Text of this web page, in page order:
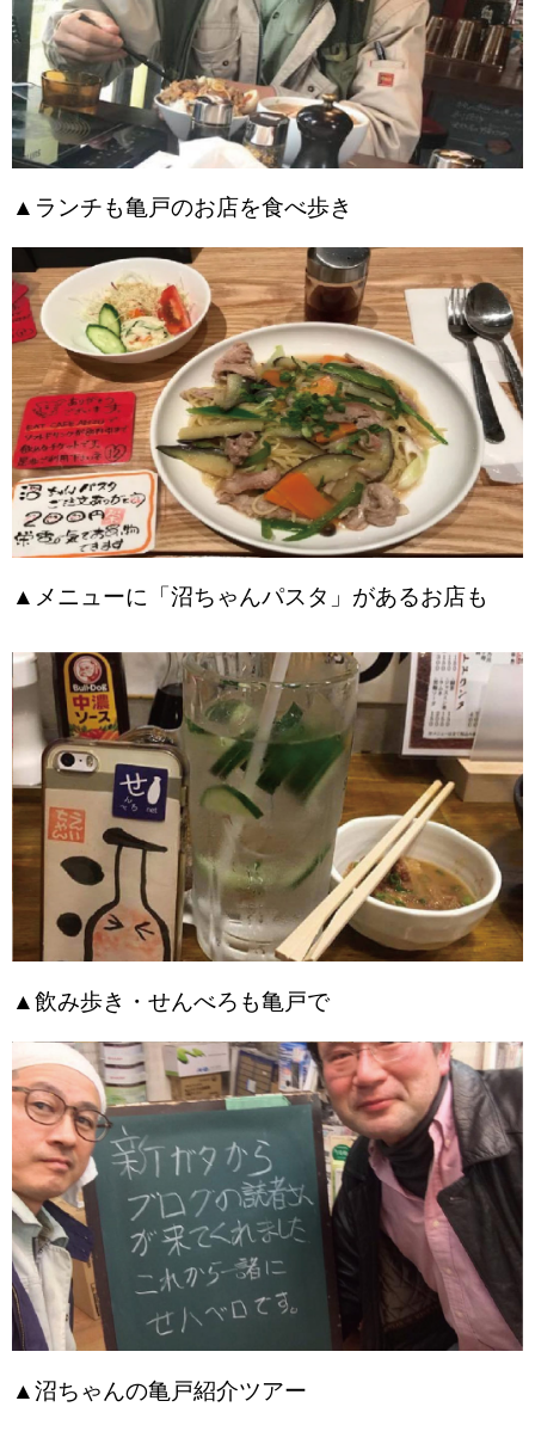
▲ランチも亀戸のお店を食べ歩き
▲メニューに「沼ちゃんパスタ」があるお店も
▲飲み歩き・せんべろも亀戸で
▲沼ちゃんの亀戸紹介ツアー